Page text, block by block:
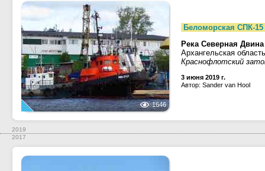
1646
Беломорская СПК-15
Река Северная Двина
Архангельская
Краснофлотский
3 июня 2019 г.
Автор: Sander van Hool
2019
2017